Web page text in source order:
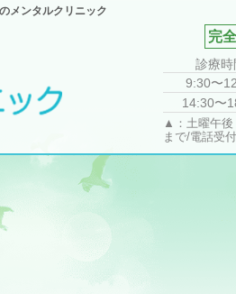
メンタルクリニック
▲：土曜午後
まで/電話受
診療時
9:30〜
14:30〜